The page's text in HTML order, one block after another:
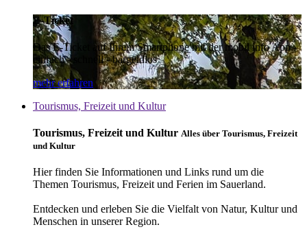
E-Ticket
Das E-Ticket auf Ihrem Smartphone mit der mobil info App -
einfach - schnell - bargeldlos
mehr erfahren
Tourismus, Freizeit und Kultur
Tourismus, Freizeit und Kultur Alles über Tourismus, Freizeit
und Kultur
Hier finden Sie Informationen und Links rund um die
Themen Tourismus, Freizeit und Ferien im Sauerland.
Entdecken und erleben Sie die Vielfalt von Natur, Kultur und
Menschen in unserer Region.